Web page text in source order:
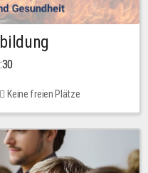
Keine freien Plätze